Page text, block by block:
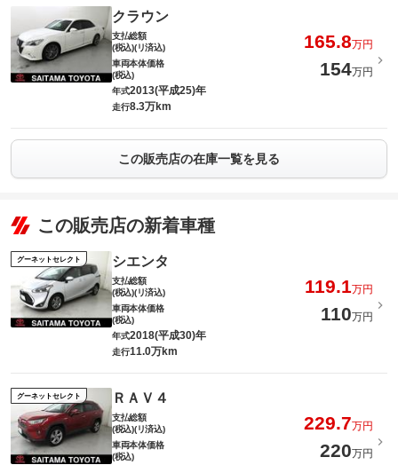
クラウン
支払総額
(税込)(リ済込)
165.8万円
車両本体価格
(税込)
154万円
年式2013(平成25)年
走行8.3万km
この販売店の在庫一覧を見る
この販売店の新着車種
グーネットセレクト シエンタ
支払総額
(税込)(リ済込)
119.1万円
車両本体価格
(税込)
110万円
年式2018(平成30)年
走行11.0万km
グーネットセレクト ＲＡＶ４
支払総額
(税込)(リ済込)
229.7万円
車両本体価格
(税込)
220万円